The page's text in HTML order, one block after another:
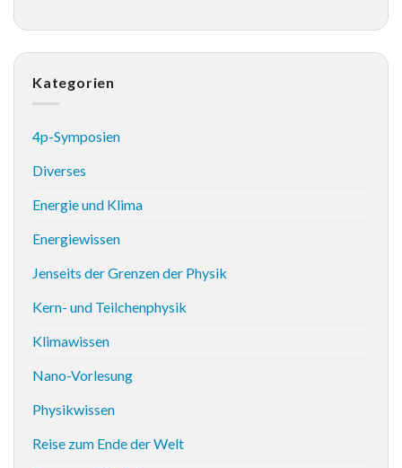
Kategorien
4p-Symposien
Diverses
Energie und Klima
Energiewissen
Jenseits der Grenzen der Physik
Kern- und Teilchenphysik
Klimawissen
Nano-Vorlesung
Physikwissen
Reise zum Ende der Welt